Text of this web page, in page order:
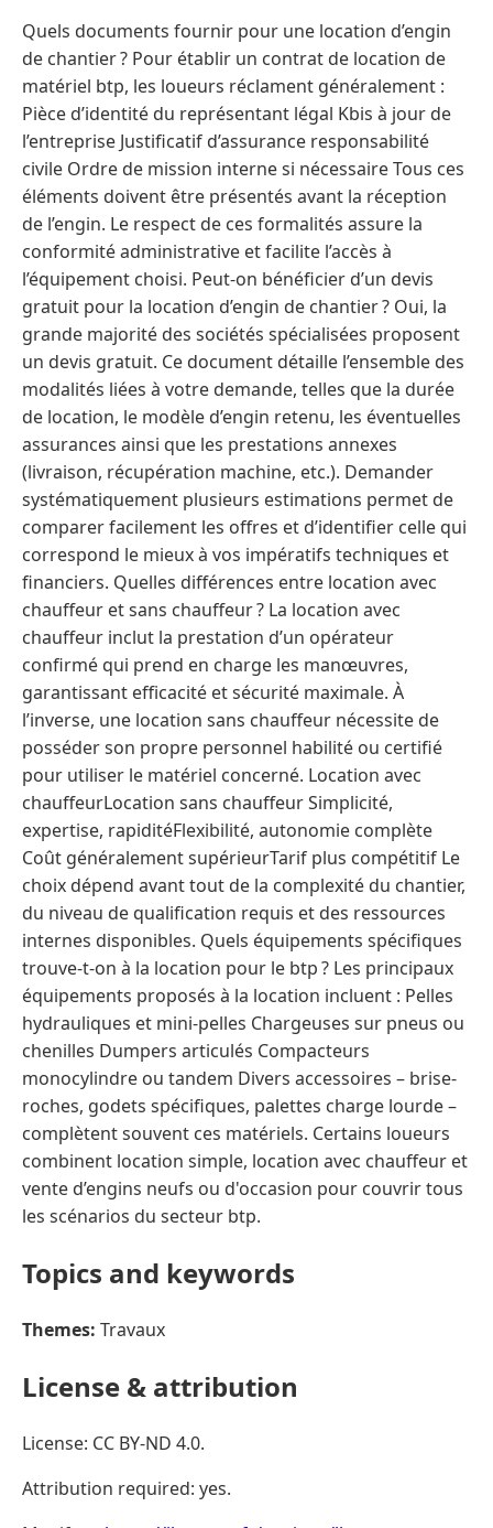
Quels documents fournir pour une location d’engin
de chantier ? Pour établir un contrat de location de
matériel btp, les loueurs réclament généralement :
Pièce d’identité du représentant légal Kbis à jour de
l’entreprise Justificatif d’assurance responsabilité
civile Ordre de mission interne si nécessaire Tous ces
éléments doivent être présentés avant la réception
de l’engin. Le respect de ces formalités assure la
conformité administrative et facilite l’accès à
l’équipement choisi. Peut-on bénéficier d’un devis
gratuit pour la location d’engin de chantier ? Oui, la
grande majorité des sociétés spécialisées proposent
un devis gratuit. Ce document détaille l’ensemble des
modalités liées à votre demande, telles que la durée
de location, le modèle d’engin retenu, les éventuelles
assurances ainsi que les prestations annexes
(livraison, récupération machine, etc.). Demander
systématiquement plusieurs estimations permet de
comparer facilement les offres et d’identifier celle qui
correspond le mieux à vos impératifs techniques et
financiers. Quelles différences entre location avec
chauffeur et sans chauffeur ? La location avec
chauffeur inclut la prestation d’un opérateur
confirmé qui prend en charge les manœuvres,
garantissant efficacité et sécurité maximale. À
l’inverse, une location sans chauffeur nécessite de
posséder son propre personnel habilité ou certifié
pour utiliser le matériel concerné. Location avec
chauffeurLocation sans chauffeur Simplicité,
expertise, rapiditéFlexibilité, autonomie complète
Coût généralement supérieurTarif plus compétitif Le
choix dépend avant tout de la complexité du chantier,
du niveau de qualification requis et des ressources
internes disponibles. Quels équipements spécifiques
trouve-t-on à la location pour le btp ? Les principaux
équipements proposés à la location incluent : Pelles
hydrauliques et mini-pelles Chargeuses sur pneus ou
chenilles Dumpers articulés Compacteurs
monocylindre ou tandem Divers accessoires – brise-
roches, godets spécifiques, palettes charge lourde –
complètent souvent ces matériels. Certains loueurs
combinent location simple, location avec chauffeur et
vente d’engins neufs ou d'occasion pour couvrir tous
les scénarios du secteur btp.
Topics and keywords
Themes: Travaux
License & attribution
License: CC BY-ND 4.0.
Attribution required: yes.